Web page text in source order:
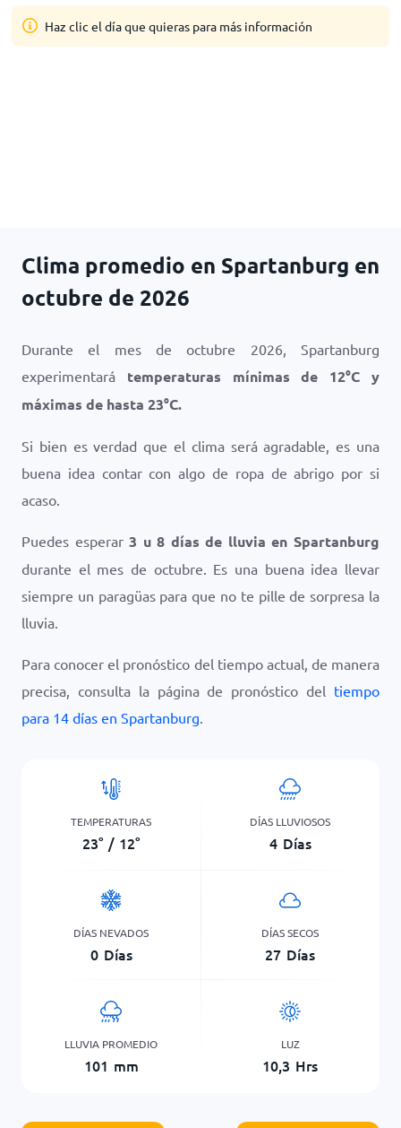
Haz clic el día que quieras para más información
Clima promedio en Spartanburg en
octubre de 2026
Durante el mes de octubre 2026, Spartanburg
experimentará temperaturas mínimas de 12°C y
máximas de hasta 23°C.
Si bien es verdad que el clima será agradable, es una
buena idea contar con algo de ropa de abrigo por si
acaso.
Puedes esperar3 u 8 días de lluvia en Spartanburg
durante el mes de octubre. Es una buena idea llevar
siempre un paragüas para que no te pille de sorpresa la
lluvia.
Para conocer el pronóstico del tiempo actual, de manera
precisa, consulta la página de pronóstico del tiempo
para 14 días en Spartanburg.
TEMPERATURAS
23° / 12°
DÍAS LLUVIOSOS
4 Días
DÍAS NEVADOS
0 Días
DÍAS SECOS
27 Días
LLUVIA PROMEDIO
101 mm
LUZ
10,3 Hrs